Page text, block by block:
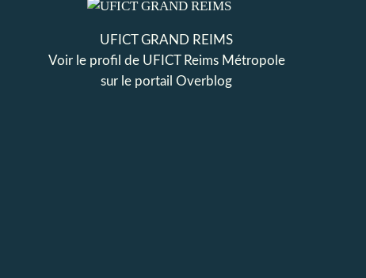
UFICT GRAND REIMS
Voir le profil de UFICT Reims Métropole
sur le portail Overblog